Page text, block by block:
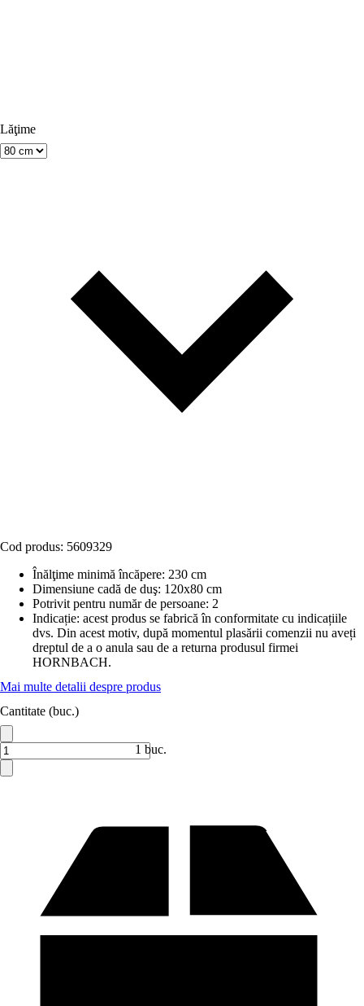
Lăţime
Cod produs: 5609329
Înălţime minimă încăpere: 230 cm
Dimensiune cadă de duş: 120x80 cm
Potrivit pentru număr de persoane: 2
Indicație: acest produs se fabrică în conformitate cu indicațiile
dvs. Din acest motiv, după momentul plasării comenzii nu aveți
dreptul de a o anula sau de a returna produsul firmei
HORNBACH.
Mai multe detalii despre produs
Cantitate (buc.)
1 buc.